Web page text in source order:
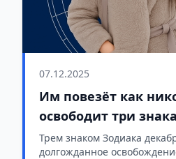
07.12.2025
Им повезёт как
освободит три
тянуло назад
Трем знаком Зодиака
долгожданное